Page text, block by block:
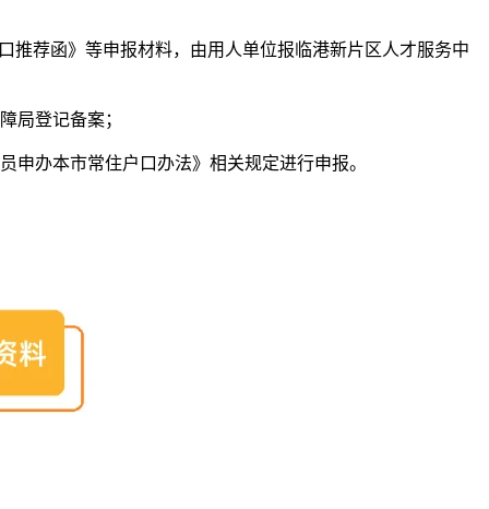
推荐函》等申报材料，由用人单位报临港新片区人才服务中
局登记备案；
办本市常住户口办法》相关规定进行申报。